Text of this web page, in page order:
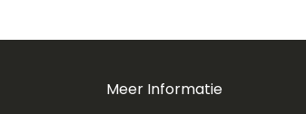
Meer Informatie